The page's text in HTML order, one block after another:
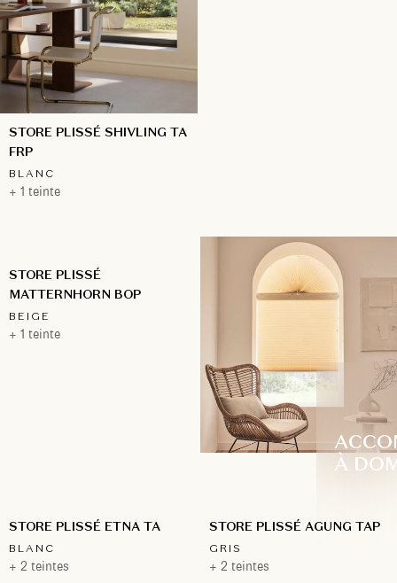
STORE PLISSÉ SHIVLING TA
FRP
BLANC
+ 1 teinte
STORE PLISSÉ
MATTERNHORN BOP
BEIGE
+ 1 teinte
À
STORE PLISSÉ ETNA TA
BLANC
+ 2 teintes
STORE PLISSÉ AGUNG TAP
GRIS
+ 2 teintes